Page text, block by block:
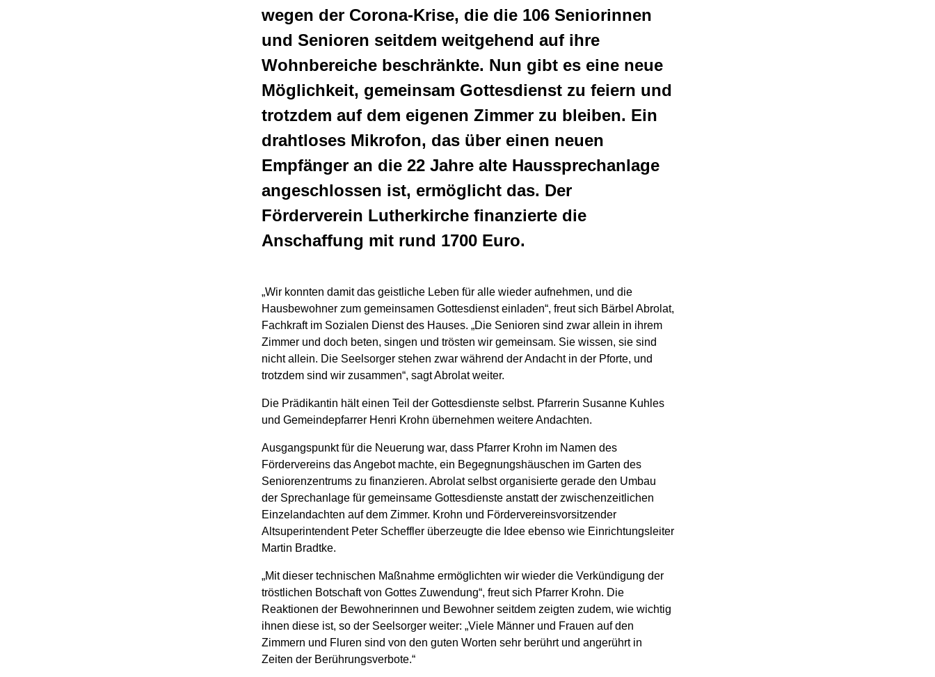
wegen der Corona-Krise, die die 106 Seniorinnen
und Senioren seitdem weitgehend auf ihre
Wohnbereiche beschränkte. Nun gibt es eine neue
Möglichkeit, gemeinsam Gottesdienst zu feiern und
trotzdem auf dem eigenen Zimmer zu bleiben. Ein
drahtloses Mikrofon, das über einen neuen
Empfänger an die 22 Jahre alte Haussprechanlage
angeschlossen ist, ermöglicht das. Der
Förderverein Lutherkirche finanzierte die
Anschaffung mit rund 1700 Euro.
„Wir konnten damit das geistliche Leben für alle wieder aufnehmen, und die
Hausbewohner zum gemeinsamen Gottesdienst einladen“, freut sich Bärbel Abrolat,
Fachkraft im Sozialen Dienst des Hauses. „Die Senioren sind zwar allein in ihrem
Zimmer und doch beten, singen und trösten wir gemeinsam. Sie wissen, sie sind
nicht allein. Die Seelsorger stehen zwar während der Andacht in der Pforte, und
trotzdem sind wir zusammen“, sagt Abrolat weiter.
Die Prädikantin hält einen Teil der Gottesdienste selbst. Pfarrerin Susanne Kuhles
und Gemeindepfarrer Henri Krohn übernehmen weitere Andachten.
Ausgangspunkt für die Neuerung war, dass Pfarrer Krohn im Namen des
Fördervereins das Angebot machte, ein Begegnungshäuschen im Garten des
Seniorenzentrums zu finanzieren. Abrolat selbst organisierte gerade den Umbau
der Sprechanlage für gemeinsame Gottesdienste anstatt der zwischenzeitlichen
Einzelandachten auf dem Zimmer. Krohn und Fördervereinsvorsitzender
Altsuperintendent Peter Scheffler überzeugte die Idee ebenso wie Einrichtungsleiter
Martin Bradtke.
„Mit dieser technischen Maßnahme ermöglichten wir wieder die Verkündigung der
tröstlichen Botschaft von Gottes Zuwendung“, freut sich Pfarrer Krohn. Die
Reaktionen der Bewohnerinnen und Bewohner seitdem zeigten zudem, wie wichtig
ihnen diese ist, so der Seelsorger weiter: „Viele Männer und Frauen auf den
Zimmern und Fluren sind von den guten Worten sehr berührt und angerührt in
Zeiten der Berührungsverbote.“